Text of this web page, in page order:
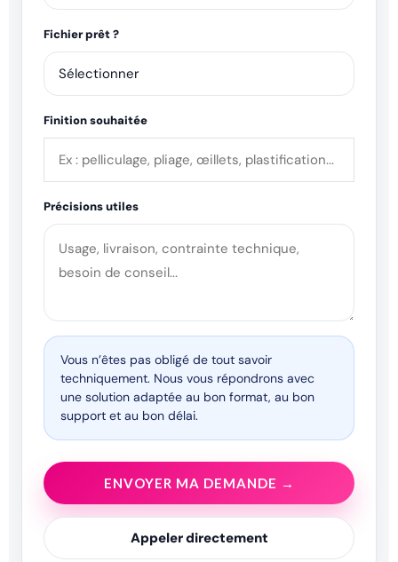
Fichier prêt ?
Finition souhaitée
Précisions utiles
Vous n’êtes pas obligé de tout savoir
techniquement. Nous vous répondrons avec
une solution adaptée au bon format, au bon
support et au bon délai.
ENVOYER MA DEMANDE →
Appeler directement